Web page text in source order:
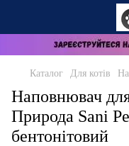
Каталог Для котів
Наповнювач
Природа Sani
бентонітовий